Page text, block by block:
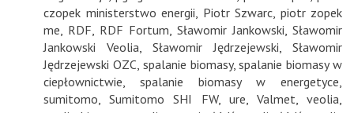
czopek ministerstwo energii Piotr Szwarc piotr zopek
me RDF RDF Fortum Sławomir Jankowski Sławomir
Jankowski Veolia
Sławomir Jędrzejewski
Sławomir
Jędrzejewski OZC spalanie biomasy,spalanie biomasy w
ciepłownictwie
spalanie biomasy w energetyce
sumitomo ,Sumitomo SHI FW, ure Valmet ,veolia